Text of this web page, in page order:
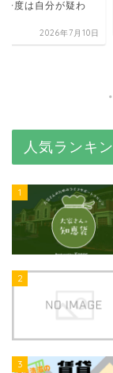
今度は自分が疑わ
2026年7月10日
人気ランキ
1
2
3